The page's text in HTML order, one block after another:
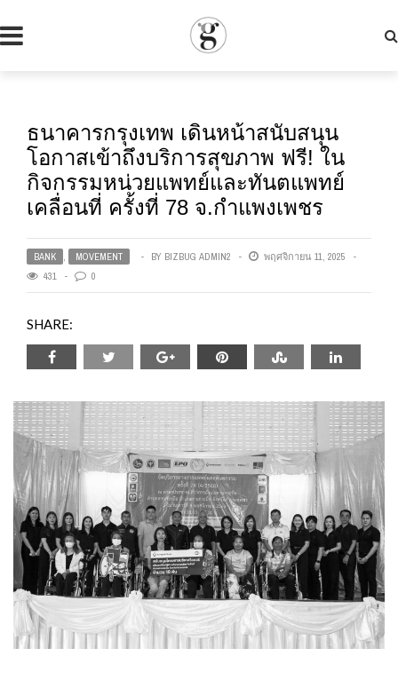
ธนาคารกรุงเทพ เดินหน้าสนับสนุน
โอกาสเข้าถึงบริการสุขภาพ ฟรี! ใน
กิจกรรมหน่วยแพทย์และทันตแพทย์
เคลื่อนที่ ครั้งที่ 78 จ.กำแพงเพชร
BANK , MOVEMENT BY BIZBUG ADMIN2
พฤศจิกายน 11, 2025
431
0
SHARE: